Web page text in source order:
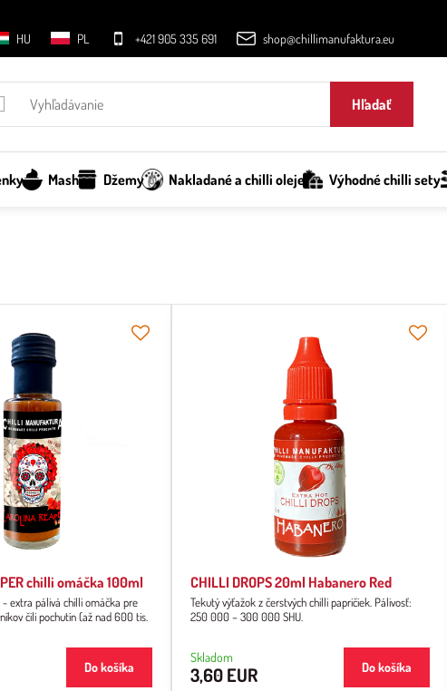
HU PL +421 905 335 691 shop@chillimanufaktura.eu
Hľadať
Mash Džemy Nakladané a chilli oleje Výhodné chilli sety
chilli omáčka 100ml
- extra pálivá chilli omáčka pre
čili pochutín (až nad 600 tis.
Do košíka
CHILLI DROPS 20ml Habanero Red
Tekutý výťažok z čerstvých chilli papričiek. Pálivosť:
250 000 – 300 000 SHU.
Skladom
3,60 EUR Do košíka